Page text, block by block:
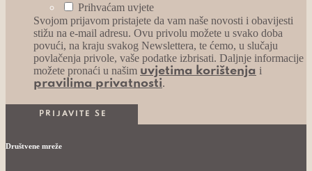
Prihvaćam uvjete
Svojom prijavom pristajete da vam naše novosti i obavijesti
stižu na e-mail adresu. Ovu privolu možete u svako doba
povući, na kraju svakog Newslettera, te ćemo, u slučaju
povlačenja privole, vaše podatke izbrisati. Daljnje informacije
možete pronaći u našim uvjetima korištenja i
pravilima privatnosti.
Društvene mreže